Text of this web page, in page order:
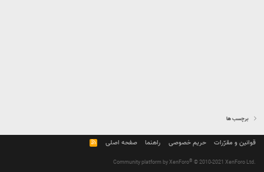
برچسب ها
قوانین و مقرّرات حریم خصوصی راهنما صفحه اصلی
R
S
Community platform by XenForo® © 2010-2021 XenForo Ltd.